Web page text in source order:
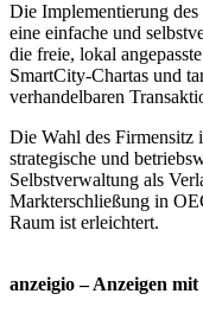
Die Implementierung
eine einfache und
die freie, lokal
SmartCity-Chartas und
verhandelbaren
Die Wahl des Firmensitz
strategische und
Selbstverwaltung als
Markterschließung in
Raum ist erleichtert.
anzeigio – Anzeigen